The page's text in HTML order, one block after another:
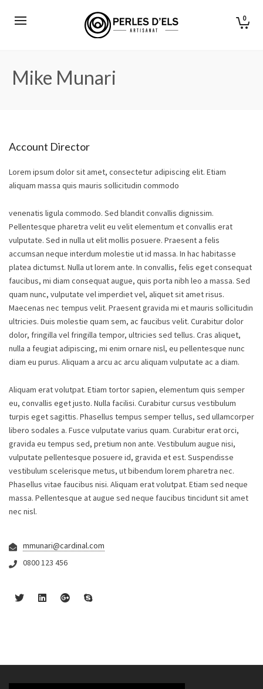
0
Mike Munari
Account Director
Lorem ipsum dolor sit amet, consectetur adipiscing elit. Etiam
aliquam massa quis mauris sollicitudin commodo
venenatis ligula commodo. Sed blandit convallis dignissim.
Pellentesque pharetra velit eu velit elementum et convallis erat
vulputate. Sed in nulla ut elit mollis posuere. Praesent a felis
accumsan neque interdum molestie ut id massa. In hac habitasse
platea dictumst. Nulla ut lorem ante. In convallis, felis eget consequat
faucibus, mi diam consequat augue, quis porta nibh leo a massa. Sed
quam nunc, vulputate vel imperdiet vel, aliquet sit amet risus.
Maecenas nec tempus velit. Praesent gravida mi et mauris sollicitudin
ultricies. Duis molestie quam sem, ac faucibus velit. Curabitur dolor
dolor, fringilla vel fringilla tempor, ultricies sed tellus. Cras aliquet,
nulla a feugiat adipiscing, mi enim ornare nisl, eu pellentesque nunc
diam eu purus. Aliquam a arcu ac arcu aliquam vulputate ac a diam.
Aliquam erat volutpat. Etiam tortor sapien, elementum quis semper
eu, convallis eget justo. Nulla facilisi. Curabitur cursus vestibulum
turpis eget sagittis. Phasellus tempus semper tellus, sed ullamcorper
libero sodales a. Fusce vulputate varius quam. Curabitur erat orci,
gravida eu tempus sed, pretium non ante. Vestibulum augue nisi,
vulputate pellentesque posuere id, gravida et est. Suspendisse
vestibulum scelerisque metus, ut bibendum lorem pharetra nec.
Phasellus vitae faucibus nisi. Aliquam erat volutpat. Etiam sed neque
massa. Pellentesque at augue sed neque faucibus tincidunt sit amet
nec nisl.
mmunari@cardinal.com
0800 123 456